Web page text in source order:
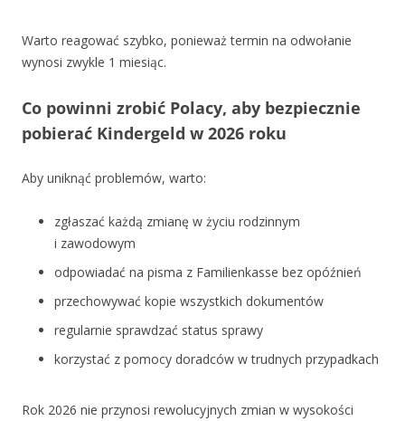
Warto reagować szybko, ponieważ termin na odwołanie
wynosi zwykle 1 miesiąc.
Co powinni zrobić Polacy, aby bezpiecznie
pobierać Kindergeld w 2026 roku
Aby uniknąć problemów, warto:
zgłaszać każdą zmianę w życiu rodzinnym
i zawodowym
odpowiadać na pisma z Familienkasse bez opóźnień
przechowywać kopie wszystkich dokumentów
regularnie sprawdzać status sprawy
korzystać z pomocy doradców w trudnych przypadkach
Rok 2026 nie przynosi rewolucyjnych zmian w wysokości